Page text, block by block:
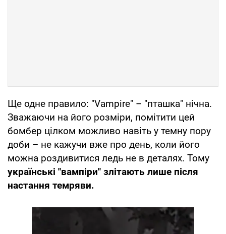
Ще одне правило: "Vampire" – "пташка" нічна.
Зважаючи на його розміри, помітити цей
бомбер цілком можливо навіть у темну пору
доби – не кажучи вже про день, коли його
можна роздивитися ледь не в деталях. Тому
українські "вампіри" злітають лише після
настання темряви.